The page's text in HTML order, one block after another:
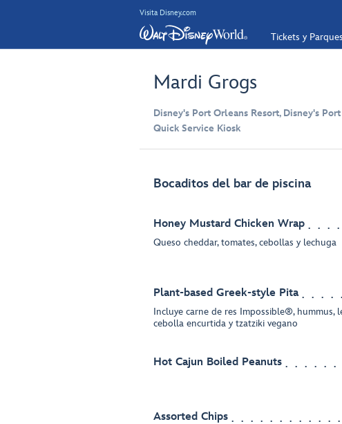
Visita Disney.com
Tickets y Parques
Mardi Grogs
Disney's Port Orleans Resort, Disney's
Quick Service Kiosk
Bocaditos del bar de piscina
Honey Mustard Chicken Wrap
Queso cheddar, tomates, cebollas y lechuga
Plant-based Greek-style Pita
Incluye carne de res Impossible®, hummus,
cebolla encurtida y tzatziki vegano
Hot Cajun Boiled Peanuts
Assorted Chips